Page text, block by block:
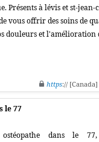
Présents à lévis et st-jean-
vous offrir des soins de
douleurs et l'amélioration
https://
le 77
dans le